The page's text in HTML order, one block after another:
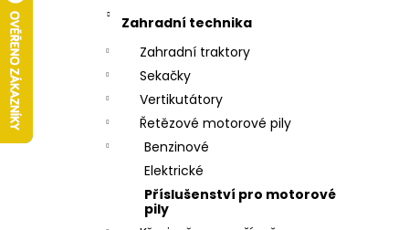
Zahradní technika
Zahradní traktory
Sekačky
Vertikutátory
Řetězové motorové pily
Benzinové
Elektrické
Příslušenství pro motorové
pily